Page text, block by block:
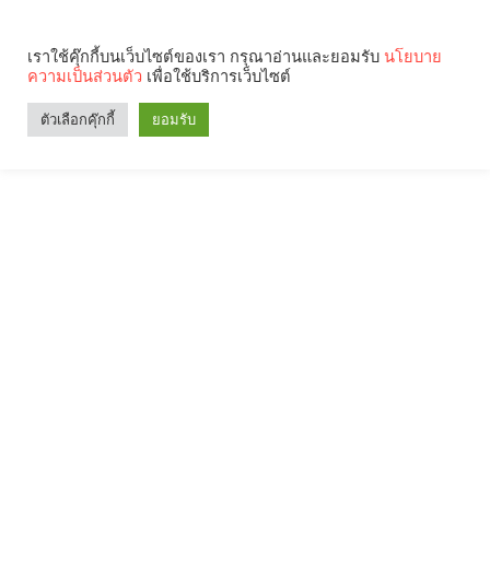
เราใช้คุ๊กกี้บนเว็บไซต์ของเรา กรุณาอ่านและยอมรับ นโยบาย
ความเป็นส่วนตัว เพื่อใช้บริการเว็บไซต์
ตัวเลือกคุ๊กกี้ ยอมรับ